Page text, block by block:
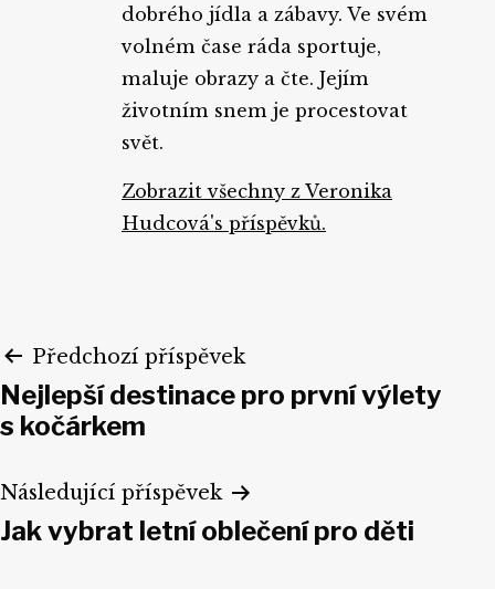
dobrého jídla a zábavy. Ve svém
volném čase ráda sportuje,
maluje obrazy a čte. Jejím
životním snem je procestovat
svět.
Zobrazit všechny z Veronika
Hudcová's příspěvků.
Navigace
pro
Předchozí příspěvek
Nejlepší destinace pro první výlety
s kočárkem
Následující příspěvek
Jak vybrat letní oblečení pro děti